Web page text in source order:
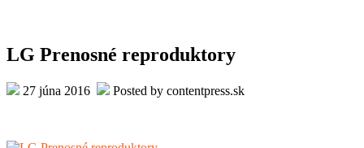
LG Prenosné reproduktory
27 júna 2016 Posted by contentpress.sk